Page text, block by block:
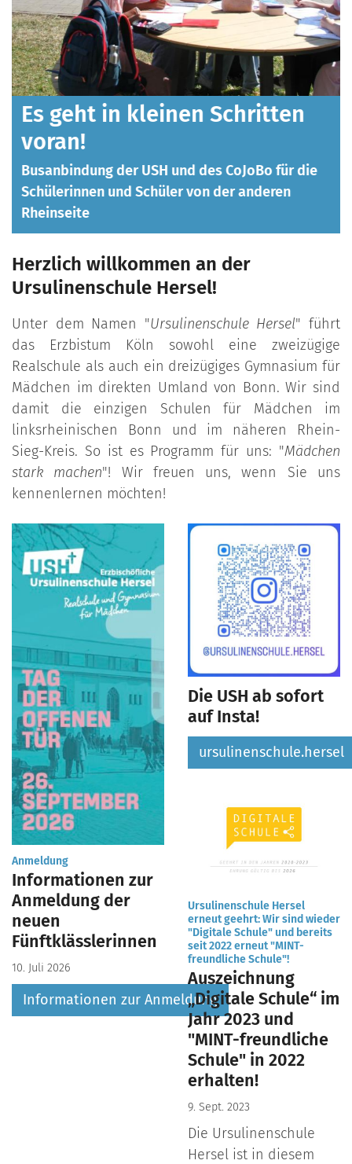
Schritten
und des CoJoBo für die
von der anderen
Félicitations !
Schülerinnen setzen
Herzlich willkommen an der
Ursulinenschule Hersel!
Unter dem Namen "Ursulinenschule Hersel" führt
das Erzbistum Köln sowohl eine zweizügige
Realschule als auch ein dreizügiges Gymnasium für
Mädchen im direkten Umland von Bonn. Wir sind
damit die einzigen Schulen für Mädchen im
linksrheinischen Bonn und im näheren Rhein-
Sieg-Kreis. So ist es Programm für uns: "Mädchen
stark machen"! Wir freuen uns, wenn Sie uns
kennenlernen möchten!
Anmeldung:
Informationen zur
Anmeldung der
neuen
Fünftklässlerinnen
10. Juli 2026
Informationen zur Anmeldung
Die USH ab sofort
auf Insta!
ursulinenschule.hersel
Ursulinenschule Hersel
erneut geehrt: Wir sind wieder
"Digitale Schule" und bereits
seit 2022 erneut "MINT-
freundliche Schule"!:
Auszeichnung
„Digitale Schule“ im
Jahr 2023 und
"MINT-freundliche
Schule" in 2022
erhalten!
9. Sept. 2023
Die Ursulinenschule
Hersel ist in diesem